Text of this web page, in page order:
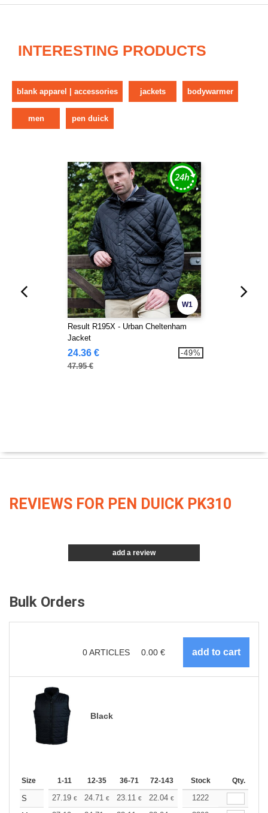
INTERESTING PRODUCTS
blank apparel | accessories jackets bodywarmer
men pen duick
W1
Result R195X - Urban Cheltenham
Jacket
24.36 €
47.95 €
-49%
REVIEWS FOR PEN DUICK PK310
add a review
Bulk Orders
0ARTICLES 0.00 €
Black
Size 1-11 12-35 36-71 72-143 144-287 288 +
Stock Qty.
S 27.19 € 24.71 € 23.11 € 22.04 € 20.80€
1222